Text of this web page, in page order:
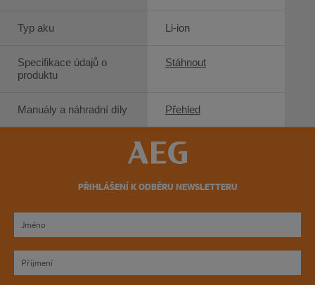
Typ aku
Specifikace údajů o
produktu
Manuály a náhradní díly
Li-ion
Stáhnout
Přehled
PŘIHLÁŠENÍ K ODBĚRU NEWSLETTERU